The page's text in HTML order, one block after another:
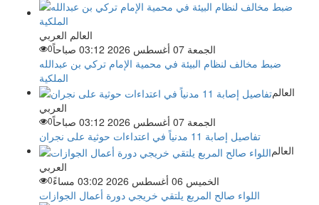
العالم العربي
الجمعة 07 أغسطس 2026 03:12 صباحاً
0
ضبط مخالف لنظام البيئة في محمية الإمام تركي بن عبدالله
الملكية
العالم
العربي
الجمعة 07 أغسطس 2026 03:12 صباحاً
0
تفاصيل إصابة 11 مدنياً في اعتداءات حوثية على نجران
العالم
العربي
الخميس 06 أغسطس 2026 03:02 مساءً
0
اللواء صالح المربع يلتقي خريجي دورة أعمال الجوازات